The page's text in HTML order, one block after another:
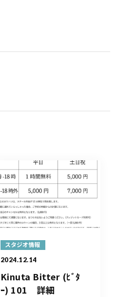
スタジオ情報
2024.12.14
Kinuta Bitter (ﾋﾞﾀ
ｰ) 101 詳細